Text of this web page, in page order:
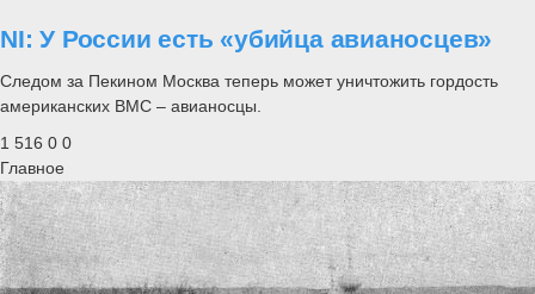
NI: У России есть «убийца авианосцев»
Следом за Пекином Москва теперь может уничтожить гордость
американских ВМС – авианосцы.
1 516 0 0
Главное